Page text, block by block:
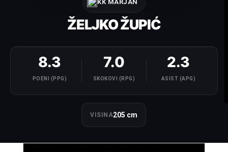
KK MARJAN
ŽELJKO ŽUPIĆ
8.3
POENI (PPG)
7.0
SKOKOVI (RPG)
2.3
ASIST (APG)
VISINA205 cm